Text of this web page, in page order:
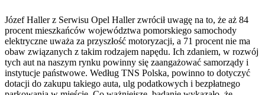
Józef Haller z Serwisu Opel Haller zwrócił uwagę na to, że aż 84
procent mieszkańców województwa pomorskiego samochody
elektryczne uważa za przyszłość motoryzacji, a 71 procent nie ma
obaw związanych z takim rodzajem napędu. Ich zdaniem, w rozwój
tych aut na naszym rynku powinny się zaangażować samorządy i
instytucje państwowe. Według TNS Polska, powinno to dotyczyć
dotacji do zakupu takiego auta, ulg podatkowych i bezpłatnego